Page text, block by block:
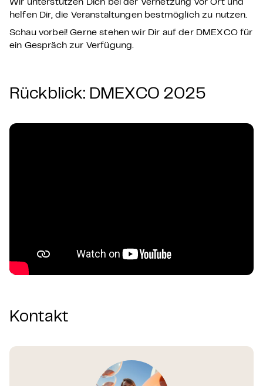
Wir unterstützen Dich bei der Vernetzung vor Ort und
helfen Dir, die Veranstaltungen bestmöglich zu nutzen.
Schau vorbei! Gerne stehen wir Dir auf der DMEXCO für
ein Gespräch zur Verfügung.
Rückblick: DMEXCO 2025
Kontakt